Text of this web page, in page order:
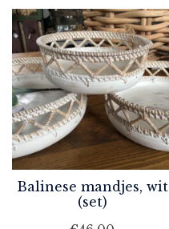
Balinese mandjes, wit
(set)